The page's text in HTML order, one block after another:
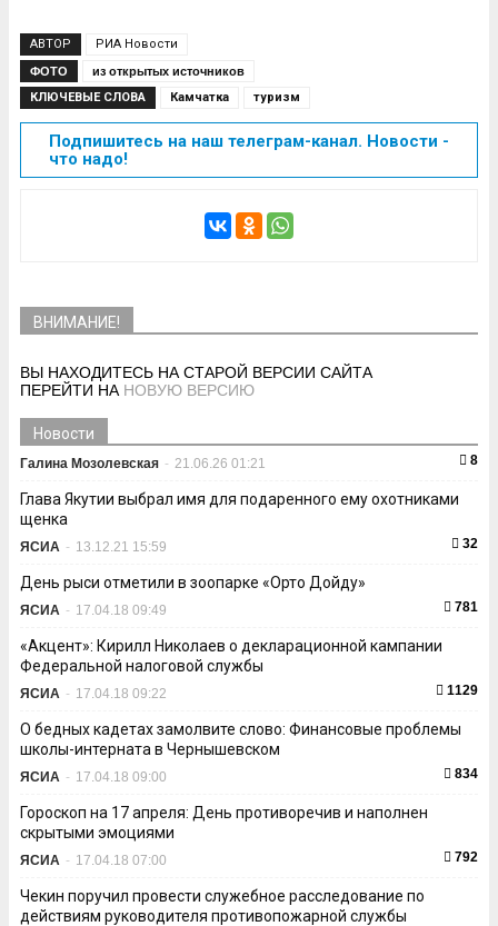
АВТОР РИА Новости
ФОТО из открытых источников
КЛЮЧЕВЫЕ СЛОВА Камчатка туризм
Подпишитесь на наш телеграм-канал. Новости -
что надо!
ВНИМАНИЕ!
ВЫ НАХОДИТЕСЬ НА СТАРОЙ ВЕРСИИ САЙТА
ПЕРЕЙТИ НА НОВУЮ ВЕРСИЮ
Новости
Галина Мозолевская - 21.06.26 01:21 8
Глава Якутии выбрал имя для подаренного ему охотниками
щенка
ЯСИА - 13.12.21 15:59 32
День рыси отметили в зоопарке «Орто Дойду»
ЯСИА - 17.04.18 09:49 781
«Акцент»: Кирилл Николаев о декларационной кампании
Федеральной налоговой службы
ЯСИА - 17.04.18 09:22 1129
О бедных кадетах замолвите слово: Финансовые проблемы
школы-интерната в Чернышевском
ЯСИА - 17.04.18 09:00 834
Гороскоп на 17 апреля: День противоречив и наполнен
скрытыми эмоциями
ЯСИА - 17.04.18 07:00 792
Чекин поручил провести служебное расследование по
действиям руководителя противопожарной службы